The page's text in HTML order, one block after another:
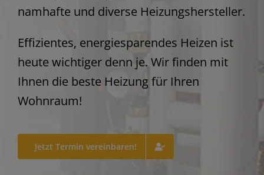
namhafte und diverse Heizungshersteller.
Effizientes, energiesparendes Heizen ist
heute wichtiger denn je. Wir finden mit
Ihnen die beste Heizung für Ihren
Wohnraum!
Jetzt Termin vereinbaren!